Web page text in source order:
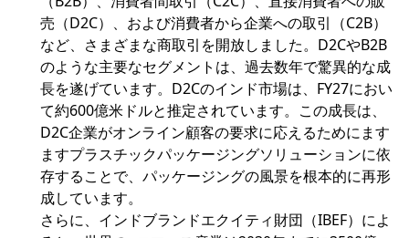
売（D2C）、および消費者から企業への取引（C2B）
など、さまざまな商取引を開放しました。D2CやB2B
のような主要なセグメントは、過去数年で驚異的な成
長を遂げています。D2Cのインド市場は、FY27におい
て約600億米ドルと推定されています。この成長は、
D2C企業がオンライン顧客の要求に応えるためにます
ますプラスチックパッケージングソリューションに依
存することで、パッケージングの風景を根本的に再形
成しています。
さらに、インドブランドエクイティ財団（IBEF）によ